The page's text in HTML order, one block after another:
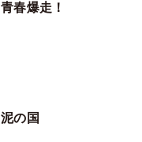
青春爆走！
泥の国